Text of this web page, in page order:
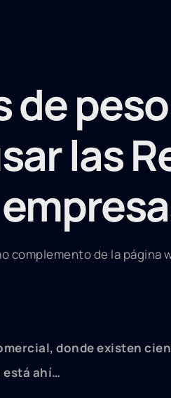
de
las
complemento de la página
donde existen
ahí…